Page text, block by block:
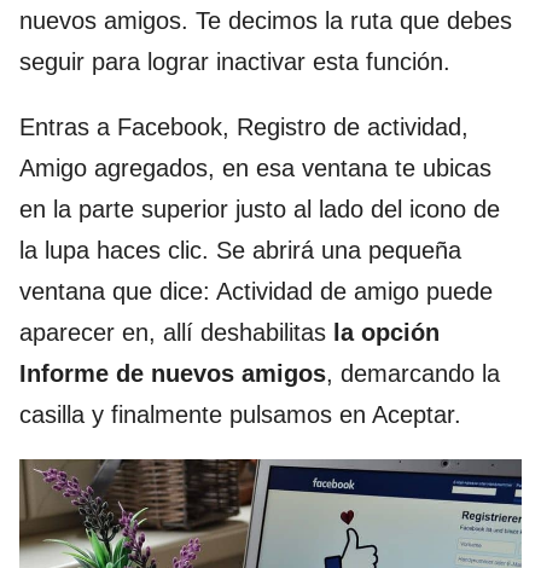
nuevos amigos. Te decimos la ruta que debes
seguir para lograr inactivar esta función.
Entras a Facebook, Registro de actividad,
Amigo agregados, en esa ventana te ubicas
en la parte superior justo al lado del icono de
la lupa haces clic. Se abrirá una pequeña
ventana que dice: Actividad de amigo puede
aparecer en, allí deshabilitas la opción
Informe de nuevos amigos, demarcando la
casilla y finalmente pulsamos en Aceptar.